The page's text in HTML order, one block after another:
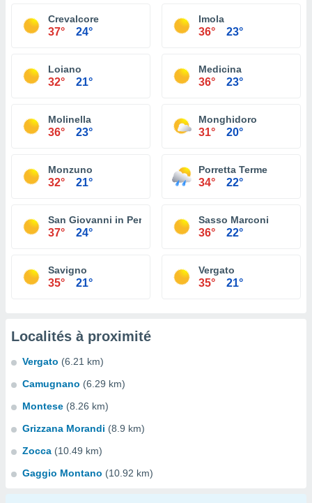
Crevalcore
37° 24°
Imola
36° 23°
Loiano
32° 21°
Medicina
36° 23°
Molinella
36° 23°
Monghidoro
31° 20°
Monzuno
32° 21°
Porretta Terme
34° 22°
San Giovanni in Persiceto
37° 24°
Sasso Marconi
36° 22°
Savigno
35° 21°
Vergato
35° 21°
Localités à proximité
Vergato (6.21 km)
Camugnano (6.29 km)
Montese (8.26 km)
Grizzana Morandi (8.9 km)
Zocca (10.49 km)
Gaggio Montano (10.92 km)